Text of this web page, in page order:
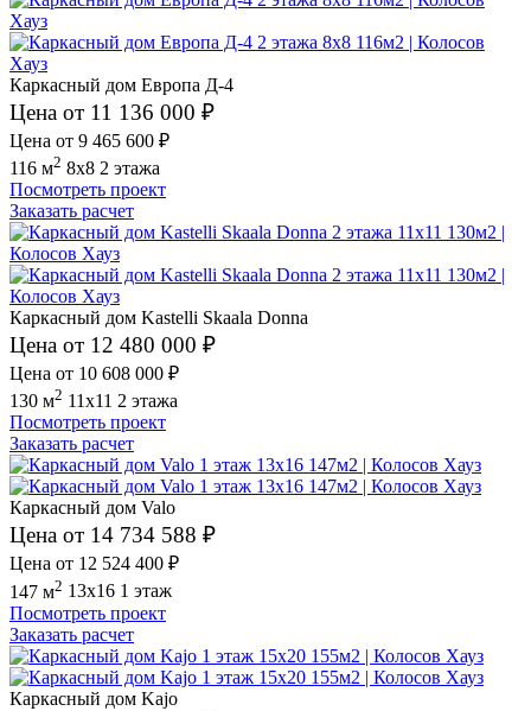
Каркасный дом Европа Д-4
Цена от 11 136 000 ₽
Цена от 9 465 600 ₽
116 м2 8x8 2 этажа
Посмотреть проект
Заказать расчет
Каркасный дом Kastelli Skaala Donna
Цена от 12 480 000 ₽
Цена от 10 608 000 ₽
130 м2 11x11 2 этажа
Посмотреть проект
Заказать расчет
Каркасный дом Valo
Цена от 14 734 588 ₽
Цена от 12 524 400 ₽
147 м2 13x16 1 этаж
Посмотреть проект
Заказать расчет
Каркасный дом Kajo